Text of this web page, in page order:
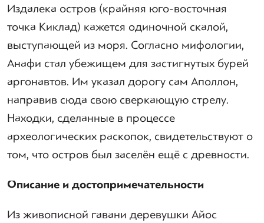
Издалека остров (крайняя юго-восточная
точка Киклад) кажется одиночной скалой,
выступающей из моря. Согласно мифологии,
Анафи стал убежищем для застигнутых бурей
аргонавтов. Им указал дорогу сам Аполлон,
направив сюда свою сверкающую стрелу.
Находки, сделанные в процессе
археологических раскопок, свидетельствуют о
том, что остров был заселён ещё с древности.
Описание и достопримечательности
Из живописной гавани деревушки Айос